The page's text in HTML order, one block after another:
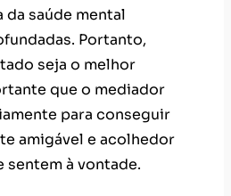
saúde mental
Portanto,
seja o melhor
que o mediador
para conseguir
amigável e acolhedor
sentem à vontade.